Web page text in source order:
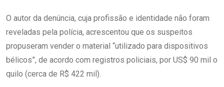
O autor da denúncia, cuja profissão e identidade não foram
reveladas pela polícia, acrescentou que os suspeitos
propuseram vender o material “utilizado para dispositivos
bélicos”, de acordo com registros policiais, por US$ 90 mil o
quilo (cerca de R$ 422 mil).